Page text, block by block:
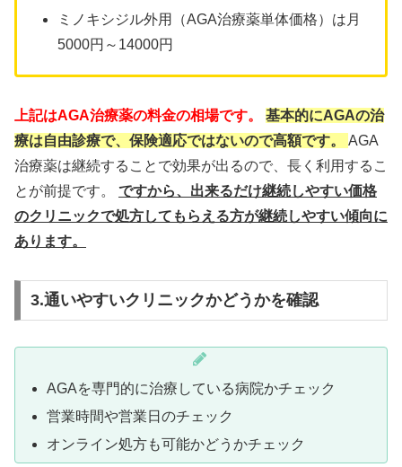
ミノキシジル外用（AGA治療薬単体価格）は月
5000円～14000円
上記はAGA治療薬の料金の相場です。 基本的にAGAの治
療は自由診療で、保険適応ではないので高額です。 AGA
治療薬は継続することで効果が出るので、長く利用するこ
とが前提です。 ですから、出来るだけ継続しやすい価格
のクリニックで処方してもらえる方が継続しやすい傾向に
あります。
3.通いやすいクリニックかどうかを確認
AGAを専門的に治療している病院かチェック
営業時間や営業日のチェック
オンライン処方も可能かどうかチェック